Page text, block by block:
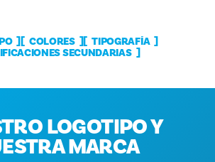
COLORES
TIPOGRAFÍA
SECUNDARIAS
LOGOTIPO Y
MARCA